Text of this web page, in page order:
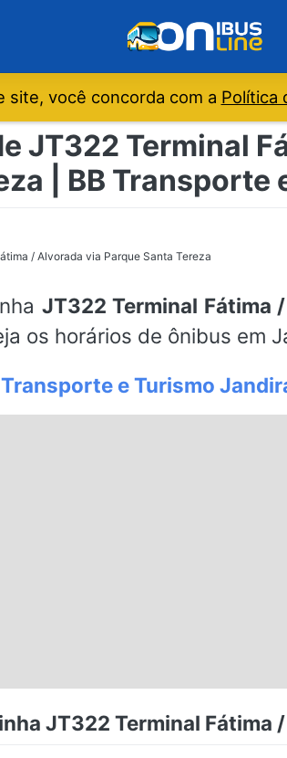
site, você concorda com a Política
JT322 Terminal
| BB Transporte
/ Alvorada via Parque Santa Tereza
JT322 Terminal Fátima
os horários de ônibus em
Transporte e Turismo
JT322 Terminal Fátima